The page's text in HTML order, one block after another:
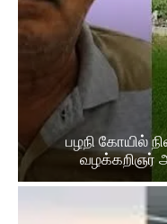
பழநி கோயில்
வழக்கறிஞர்